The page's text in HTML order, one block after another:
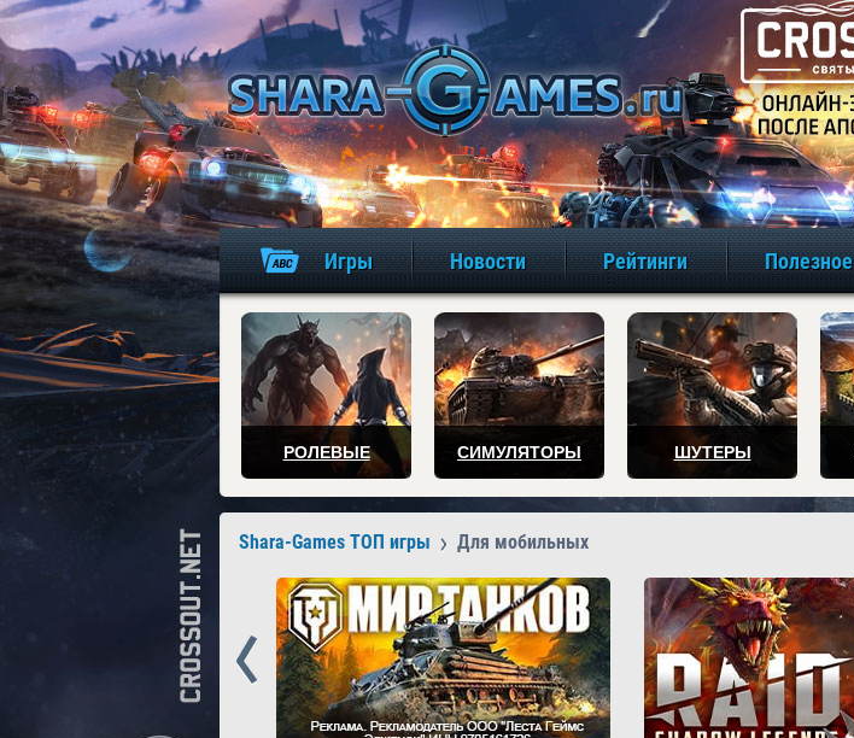
Игры Новости Рейтинги Полезное
РОЛЕВЫЕ СИМУЛЯТОРЫ ШУТЕРЫ
Shara-Games ТОП игры Для мобильных
Prev